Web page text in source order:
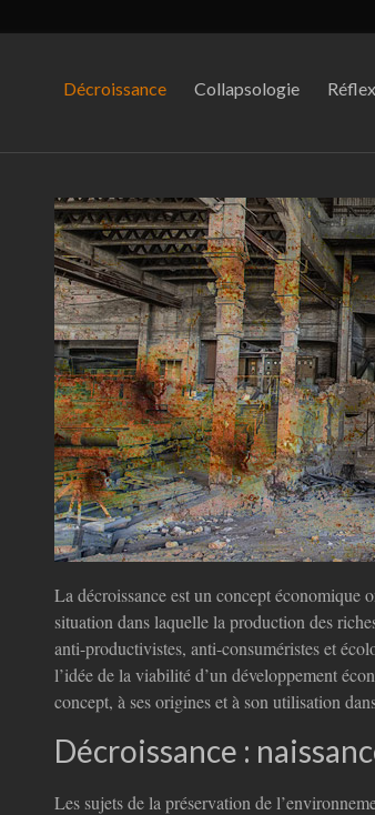
Décroissance Collapsologie
La décroissance est un concept économique
situation dans laquelle la production des
anti-productivistes, anti-consuméristes et
l’idée de la viabilité d’un développement
concept, à ses origines et à son utilisation
Décroissance :
Les sujets de la préservation de